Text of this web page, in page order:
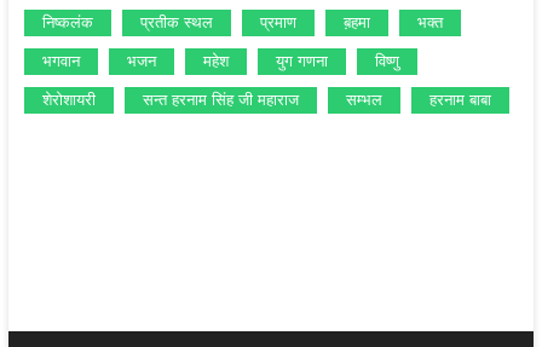
निष्‍कलंक प्रतीक स्‍थल प्रमाण ब़हमा भक्‍त
भगवान भजन महेश युग गणना विष्‍णु
शेरोशायरी सन्‍त हरनाम सिंह जी महाराज सम्‍भल हरनाम बाबा